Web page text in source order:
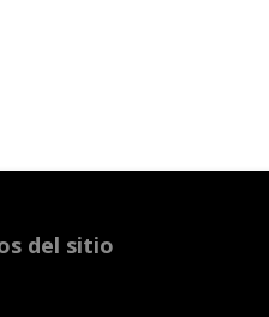
del sitio